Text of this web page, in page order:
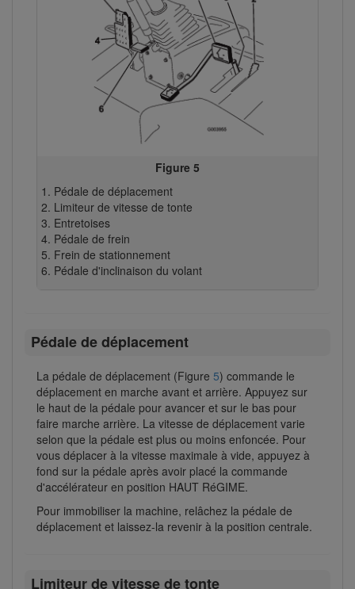
Figure 5
Pédale de déplacement
Limiteur de vitesse de tonte
Entretoises
Pédale de frein
Frein de stationnement
Pédale d'inclinaison du volant
Pédale de déplacement
La pédale de déplacement (Figure 5) commande le
déplacement en marche avant et arrière. Appuyez sur
le haut de la pédale pour avancer et sur le bas pour
faire marche arrière. La vitesse de déplacement varie
selon que la pédale est plus ou moins enfoncée. Pour
vous déplacer à la vitesse maximale à vide, appuyez à
fond sur la pédale après avoir placé la commande
d'accélérateur en position HAUT RéGIME.
Pour immobiliser la machine, relâchez la pédale de
déplacement et laissez-la revenir à la position centrale.
Limiteur de vitesse de tonte